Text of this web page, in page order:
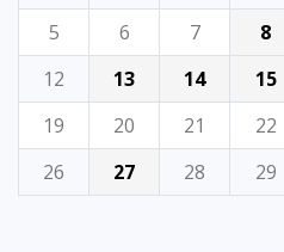
5
6 7 8
12
13 14 15
19
20 21 22
26
27 28 29